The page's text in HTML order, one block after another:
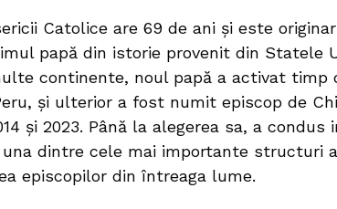
Catolice are 69 de ani și este
papă din istorie provenit din Statele
continente, noul papă a activat timp
și ulterior a fost numit episcop de
și 2023. Până la alegerea sa, a
una dintre cele mai importante structuri
episcopilor din întreaga lume.